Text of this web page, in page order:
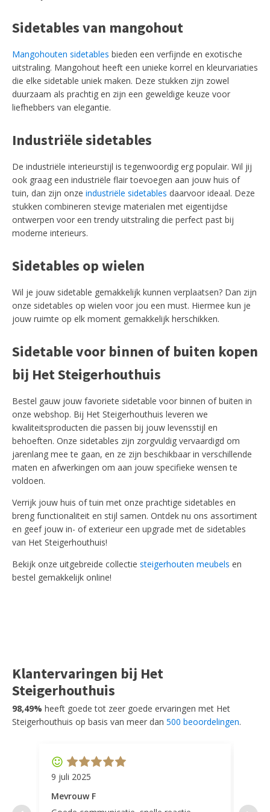
Sidetables van mangohout
Mangohouten sidetables bieden een verfijnde en exotische
uitstraling. Mangohout heeft een unieke korrel en kleurvariaties
die elke sidetable uniek maken. Deze stukken zijn zowel
duurzaam als prachtig en zijn een geweldige keuze voor
liefhebbers van elegantie.
Industriële sidetables
De industriële interieurstijl is tegenwoordig erg populair. Wil jij
ook graag een industriële flair toevoegen aan jouw huis of
tuin, dan zijn onze industriële sidetables daarvoor ideaal. Deze
stukken combineren stevige materialen met eigentijdse
ontwerpen voor een trendy uitstraling die perfect past bij
moderne interieurs.
Sidetables op wielen
Wil je jouw sidetable gemakkelijk kunnen verplaatsen? Dan zijn
onze sidetables op wielen voor jou een must. Hiermee kun je
jouw ruimte op elk moment gemakkelijk herschikken.
Sidetable voor binnen of buiten kopen
bij Het Steigerhouthuis
Bestel gauw jouw favoriete sidetable voor binnen of buiten in
onze webshop. Bij Het Steigerhouthuis leveren we
kwaliteitsproducten die passen bij jouw levensstijl en
behoeften. Onze sidetables zijn zorgvuldig vervaardigd om
jarenlang mee te gaan, en ze zijn beschikbaar in verschillende
maten en afwerkingen om aan jouw specifieke wensen te
voldoen.
Verrijk jouw huis of tuin met onze prachtige sidetables en
breng functionaliteit en stijl samen. Ontdek nu ons assortiment
en geef jouw in- of exterieur een upgrade met de sidetables
van Het Steigerhouthuis!
Bekijk onze uitgebreide collectie steigerhouten meubels en
bestel gemakkelijk online!
Klantervaringen bij Het
Steigerhouthuis
98,49% heeft goede tot zeer goede ervaringen met Het
Steigerhouthuis op basis van meer dan 500 beoordelingen.
9 juli 2025
Mevrouw F